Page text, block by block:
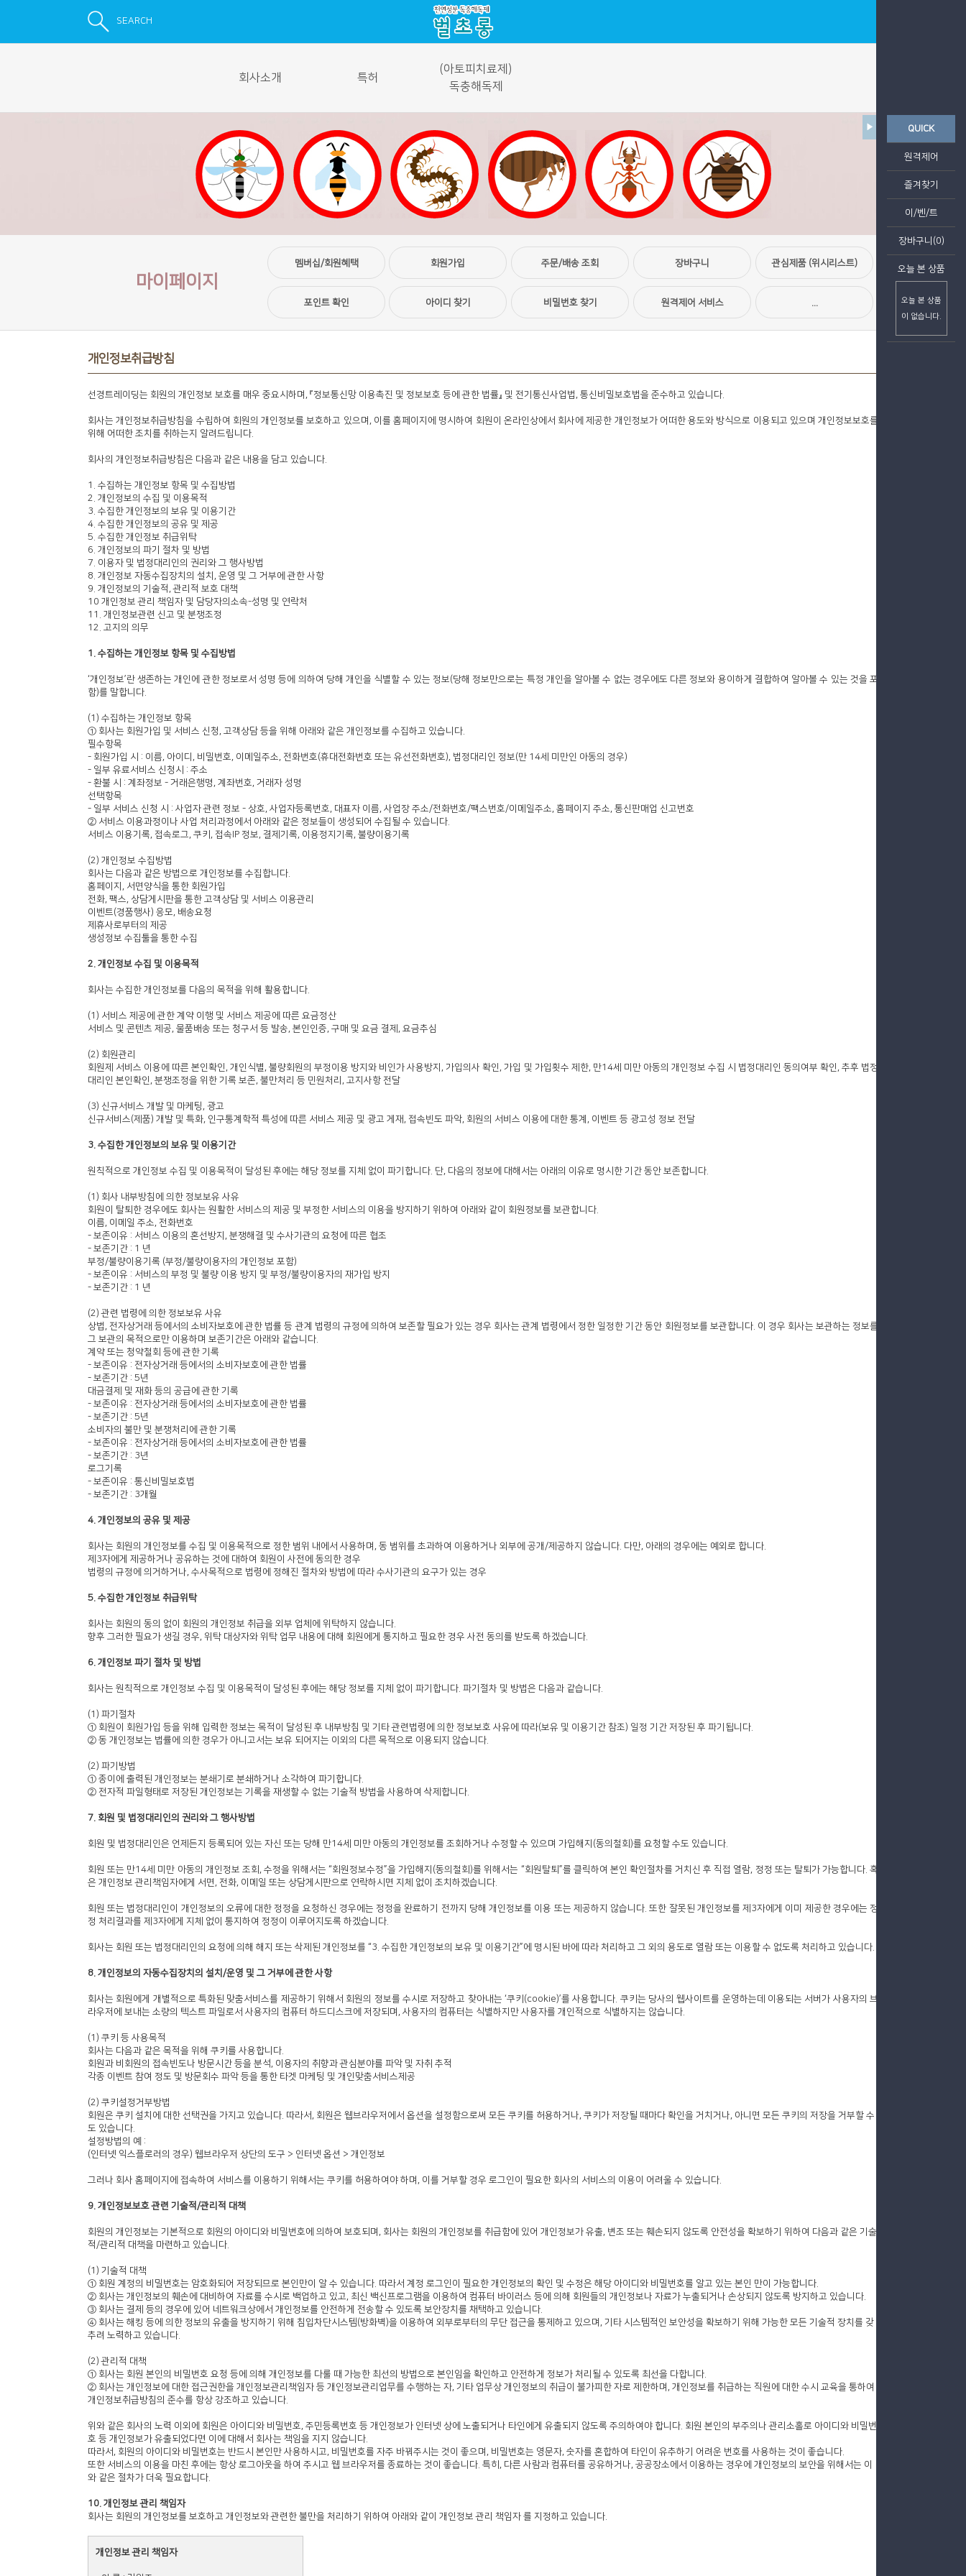
SEARCH
회사소개 특허
(아토피치료제)
독충해독제
마이페이지
멤버십/회원혜택 회원가입 주문/배송 조회 장바구니 관심제품 (위시리스트)
포인트 확인 아이디 찾기 비밀번호 찾기 원격제어 서비스 ...
개인정보취급방침
선경트레이딩는 회원의 개인정보 보호를 매우 중요시하며, 『정보통신망 이용촉진 및 정보보호 등에 관한 법률』 및 전기통신사업법, 통신비밀보호법을 준수하고 있습니다.
회사는 개인정보취급방침을 수립하여 회원의 개인정보를 보호하고 있으며, 이를 홈페이지에 명시하여 회원이 온라인상에서 회사에 제공한 개인정보가 어떠한 용도와 방식으로 이용되고 있으며 개인정보보호를
위해 어떠한 조치를 취하는지 알려드립니다.
회사의 개인정보취급방침은 다음과 같은 내용을 담고 있습니다.
1. 수집하는 개인정보 항목 및 수집방법
2. 개인정보의 수집 및 이용목적
3. 수집한 개인정보의 보유 및 이용기간
4. 수집한 개인정보의 공유 및 제공
5. 수집한 개인정보 취급위탁
6. 개인정보의 파기 절차 및 방법
7. 이용자 및 법정대리인의 권리와 그 행사방법
8. 개인정보 자동수집장치의 설치, 운영 및 그 거부에 관한 사항
9. 개인정보의 기술적, 관리적 보호 대책
10 개인정보 관리 책임자 및 담당자의소속-성명 및 연락처
11. 개인정보관련 신고 및 분쟁조정
12. 고지의 의무
1. 수집하는 개인정보 항목 및 수집방법
‘개인정보’란 생존하는 개인에 관한 정보로서 성명 등에 의하여 당해 개인을 식별할 수 있는 정보(당해 정보만으로는 특정 개인을 알아볼 수 없는 경우에도 다른 정보와 용이하게 결합하여 알아볼 수 있는 것을 포
함)를 말합니다.
(1) 수집하는 개인정보 항목
① 회사는 회원가입 및 서비스 신청, 고객상담 등을 위해 아래와 같은 개인정보를 수집하고 있습니다.
필수항목
- 회원가입 시 : 이름, 아이디, 비밀번호, 이메일주소, 전화번호(휴대전화번호 또는 유선전화번호), 법정대리인 정보(만 14세 미만인 아동의 경우)
- 일부 유료서비스 신청시 : 주소
- 환불 시 : 계좌정보 - 거래은행명, 계좌번호, 거래자 성명
선택항목
- 일부 서비스 신청 시 : 사업자 관련 정보 - 상호, 사업자등록번호, 대표자 이름, 사업장 주소/전화번호/팩스번호/이메일주소, 홈페이지 주소, 통신판매업 신고번호
② 서비스 이용과정이나 사업 처리과정에서 아래와 같은 정보들이 생성되어 수집될 수 있습니다.
서비스 이용기록, 접속로그, 쿠키, 접속IP 정보, 결제기록, 이용정지기록, 불량이용기록
(2) 개인정보 수집방법
회사는 다음과 같은 방법으로 개인정보를 수집합니다.
홈페이지, 서면양식을 통한 회원가입
전화, 팩스, 상담게시판을 통한 고객상담 및 서비스 이용관리
이벤트(경품행사) 응모, 배송요청
제휴사로부터의 제공
생성정보 수집툴을 통한 수집
2. 개인정보 수집 및 이용목적
회사는 수집한 개인정보를 다음의 목적을 위해 활용합니다.
(1) 서비스 제공에 관한 계약 이행 및 서비스 제공에 따른 요금정산
서비스 및 콘텐츠 제공, 물품배송 또는 청구서 등 발송, 본인인증, 구매 및 요금 결제, 요금추심
(2) 회원관리
회원제 서비스 이용에 따른 본인확인, 개인식별, 불량회원의 부정이용 방지와 비인가 사용방지, 가입의사 확인, 가입 및 가입횟수 제한, 만14세 미만 아동의 개인정보 수집 시 법정대리인 동의여부 확인, 추후 법정
대리인 본인확인, 분쟁조정을 위한 기록 보존, 불만처리 등 민원처리, 고지사항 전달
(3) 신규서비스 개발 및 마케팅, 광고
신규서비스(제품) 개발 및 특화, 인구통계학적 특성에 따른 서비스 제공 및 광고 게재, 접속빈도 파악, 회원의 서비스 이용에 대한 통계, 이벤트 등 광고성 정보 전달
3. 수집한 개인정보의 보유 및 이용기간
원칙적으로 개인정보 수집 및 이용목적이 달성된 후에는 해당 정보를 지체 없이 파기합니다. 단, 다음의 정보에 대해서는 아래의 이유로 명시한 기간 동안 보존합니다.
(1) 회사 내부방침에 의한 정보보유 사유
회원이 탈퇴한 경우에도 회사는 원활한 서비스의 제공 및 부정한 서비스의 이용을 방지하기 위하여 아래와 같이 회원정보를 보관합니다.
이름, 이메일 주소, 전화번호
- 보존이유 : 서비스 이용의 혼선방지, 분쟁해결 및 수사기관의 요청에 따른 협조
- 보존기간 : 1 년
부정/불량이용기록 (부정/불량이용자의 개인정보 포함)
- 보존이유 : 서비스의 부정 및 불량 이용 방지 및 부정/불량이용자의 재가입 방지
- 보존기간 : 1 년
(2) 관련 법령에 의한 정보보유 사유
상법, 전자상거래 등에서의 소비자보호에 관한 법률 등 관계 법령의 규정에 의하여 보존할 필요가 있는 경우 회사는 관계 법령에서 정한 일정한 기간 동안 회원정보를 보관합니다. 이 경우 회사는 보관하는 정보를
그 보관의 목적으로만 이용하며 보존기간은 아래와 같습니다.
계약 또는 청약철회 등에 관한 기록
- 보존이유 : 전자상거래 등에서의 소비자보호에 관한 법률
- 보존기간 : 5년
대금결제 및 재화 등의 공급에 관한 기록
- 보존이유 : 전자상거래 등에서의 소비자보호에 관한 법률
- 보존기간 : 5년
소비자의 불만 및 분쟁처리에 관한 기록
- 보존이유 : 전자상거래 등에서의 소비자보호에 관한 법률
- 보존기간 : 3년
로그기록
- 보존이유 : 통신비밀보호법
- 보존기간 : 3개월
4. 개인정보의 공유 및 제공
회사는 회원의 개인정보를 수집 및 이용목적으로 정한 범위 내에서 사용하며, 동 범위를 초과하여 이용하거나 외부에 공개/제공하지 않습니다. 다만, 아래의 경우에는 예외로 합니다.
제3자에게 제공하거나 공유하는 것에 대하여 회원이 사전에 동의한 경우
법령의 규정에 의거하거나, 수사목적으로 법령에 정해진 절차와 방법에 따라 수사기관의 요구가 있는 경우
5. 수집한 개인정보 취급위탁
회사는 회원의 동의 없이 회원의 개인정보 취급을 외부 업체에 위탁하지 않습니다.
향후 그러한 필요가 생길 경우, 위탁 대상자와 위탁 업무 내용에 대해 회원에게 통지하고 필요한 경우 사전 동의를 받도록 하겠습니다.
6. 개인정보 파기 절차 및 방법
회사는 원칙적으로 개인정보 수집 및 이용목적이 달성된 후에는 해당 정보를 지체 없이 파기합니다. 파기절차 및 방법은 다음과 같습니다.
(1) 파기절차
① 회원이 회원가입 등을 위해 입력한 정보는 목적이 달성된 후 내부방침 및 기타 관련법령에 의한 정보보호 사유에 따라(보유 및 이용기간 참조) 일정 기간 저장된 후 파기됩니다.
② 동 개인정보는 법률에 의한 경우가 아니고서는 보유 되어지는 이외의 다른 목적으로 이용되지 않습니다.
(2) 파기방법
① 종이에 출력된 개인정보는 분쇄기로 분쇄하거나 소각하여 파기합니다.
② 전자적 파일형태로 저장된 개인정보는 기록을 재생할 수 없는 기술적 방법을 사용하여 삭제합니다.
7. 회원 및 법정대리인의 권리와 그 행사방법
회원 및 법정대리인은 언제든지 등록되어 있는 자신 또는 당해 만14세 미만 아동의 개인정보를 조회하거나 수정할 수 있으며 가입해지(동의철회)를 요청할 수도 있습니다.
회원 또는 만14세 미만 아동의 개인정보 조회, 수정을 위해서는 “회원정보수정”을 가입해지(동의철회)를 위해서는 “회원탈퇴”를 클릭하여 본인 확인절차를 거치신 후 직접 열람, 정정 또는 탈퇴가 가능합니다. 혹
은 개인정보 관리책임자에게 서면, 전화, 이메일 또는 상담게시판으로 연락하시면 지체 없이 조치하겠습니다.
회원 또는 법정대리인이 개인정보의 오류에 대한 정정을 요청하신 경우에는 정정을 완료하기 전까지 당해 개인정보를 이용 또는 제공하지 않습니다. 또한 잘못된 개인정보를 제3자에게 이미 제공한 경우에는 정
정 처리결과를 제3자에게 지체 없이 통지하여 정정이 이루어지도록 하겠습니다.
회사는 회원 또는 법정대리인의 요청에 의해 해지 또는 삭제된 개인정보를 “3. 수집한 개인정보의 보유 및 이용기간”에 명시된 바에 따라 처리하고 그 외의 용도로 열람 또는 이용할 수 없도록 처리하고 있습니다.
8. 개인정보의 자동수집장치의 설치/운영 및 그 거부에 관한 사항
회사는 회원에게 개별적으로 특화된 맞춤서비스를 제공하기 위해서 회원의 정보를 수시로 저장하고 찾아내는 ‘쿠키(cookie)’를 사용합니다. 쿠키는 당사의 웹사이트를 운영하는데 이용되는 서버가 사용자의 브
라우저에 보내는 소량의 텍스트 파일로서 사용자의 컴퓨터 하드디스크에 저장되며, 사용자의 컴퓨터는 식별하지만 사용자를 개인적으로 식별하지는 않습니다.
(1) 쿠키 등 사용목적
회사는 다음과 같은 목적을 위해 쿠키를 사용합니다.
회원과 비회원의 접속빈도나 방문시간 등을 분석, 이용자의 취향과 관심분야를 파악 및 자취 추적
각종 이벤트 참여 정도 및 방문회수 파악 등을 통한 타겟 마케팅 및 개인맞춤서비스제공
(2) 쿠키설정거부방법
회원은 쿠키 설치에 대한 선택권을 가지고 있습니다. 따라서, 회원은 웹브라우저에서 옵션을 설정함으로써 모든 쿠키를 허용하거나, 쿠키가 저장될 때마다 확인을 거치거나, 아니면 모든 쿠키의 저장을 거부할 수
도 있습니다.
설정방법의 예 :
(인터넷 익스플로러의 경우) 웹브라우저 상단의 도구 > 인터넷 옵션 > 개인정보
그러나 회사 홈페이지에 접속하여 서비스를 이용하기 위해서는 쿠키를 허용하여야 하며, 이를 거부할 경우 로그인이 필요한 회사의 서비스의 이용이 어려울 수 있습니다.
9. 개인정보보호 관련 기술적/관리적 대책
회원의 개인정보는 기본적으로 회원의 아이디와 비밀번호에 의하여 보호되며, 회사는 회원의 개인정보를 취급함에 있어 개인정보가 유출, 변조 또는 훼손되지 않도록 안전성을 확보하기 위하여 다음과 같은 기술
적/관리적 대책을 마련하고 있습니다.
(1) 기술적 대책
① 회원 계정의 비밀번호는 암호화되어 저장되므로 본인만이 알 수 있습니다. 따라서 계정 로그인이 필요한 개인정보의 확인 및 수정은 해당 아이디와 비밀번호를 알고 있는 본인 만이 가능합니다.
② 회사는 개인정보의 훼손에 대비하여 자료를 수시로 백업하고 있고, 최신 백신프로그램을 이용하여 컴퓨터 바이러스 등에 의해 회원들의 개인정보나 자료가 누출되거나 손상되지 않도록 방지하고 있습니다.
③ 회사는 결제 등의 경우에 있어 네트워크상에서 개인정보를 안전하게 전송할 수 있도록 보안장치를 채택하고 있습니다.
④ 회사는 해킹 등에 의한 정보의 유출을 방지하기 위해 침입차단시스템(방화벽)을 이용하여 외부로부터의 무단 접근을 통제하고 있으며, 기타 시스템적인 보안성을 확보하기 위해 가능한 모든 기술적 장치를 갖
추려 노력하고 있습니다.
(2) 관리적 대책
① 회사는 회원 본인의 비밀번호 요청 등에 의해 개인정보를 다룰 때 가능한 최선의 방법으로 본인임을 확인하고 안전하게 정보가 처리될 수 있도록 최선을 다합니다.
② 회사는 개인정보에 대한 접근권한을 개인정보관리책임자 등 개인정보관리업무를 수행하는 자, 기타 업무상 개인정보의 취급이 불가피한 자로 제한하며, 개인정보를 취급하는 직원에 대한 수시 교육을 통하여
개인정보취급방침의 준수를 항상 강조하고 있습니다.
위와 같은 회사의 노력 이외에 회원은 아이디와 비밀번호, 주민등록번호 등 개인정보가 인터넷 상에 노출되거나 타인에게 유출되지 않도록 주의하여야 합니다. 회원 본인의 부주의나 관리소홀로 아이디와 비밀번
호 등 개인정보가 유출되었다면 이에 대해서 회사는 책임을 지지 않습니다.
따라서, 회원의 아이디와 비밀번호는 반드시 본인만 사용하시고, 비밀번호를 자주 바꿔주시는 것이 좋으며, 비밀번호는 영문자, 숫자를 혼합하여 타인이 유추하기 어려운 번호를 사용하는 것이 좋습니다.
또한 서비스의 이용을 마친 후에는 항상 로그아웃을 하여 주시고 웹 브라우저를 종료하는 것이 좋습니다. 특히, 다른 사람과 컴퓨터를 공유하거나, 공공장소에서 이용하는 경우에 개인정보의 보안을 위해서는 이
와 같은 절차가 더욱 필요합니다.
10. 개인정보 관리 책임자
회사는 회원의 개인정보를 보호하고 개인정보와 관련한 불만을 처리하기 위하여 아래와 같이 개인정보 관리 책임자 를 지정하고 있습니다.
개인정보 관리 책임자
QUICK
원격제어
즐겨찾기
이/벤/트
장바구니(0)
오늘 본 상품
오늘 본 상품
이 없습니다.